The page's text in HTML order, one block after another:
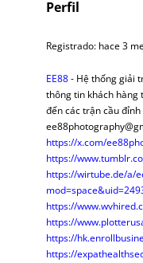
A MANO
SUCESIONES
LH Y
Perfil
Registrado: hace 3
EE88- Hệ thống giải
thông tin khách hàng
đến các trận cầu
https://x.com/
https://
https://wirtube.de/a/
https://
https://
https://
https://